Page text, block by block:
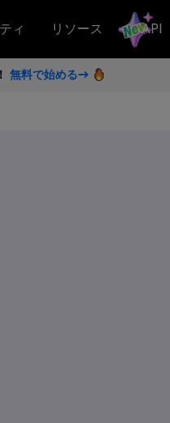
ィ リソース API
無料で始める→